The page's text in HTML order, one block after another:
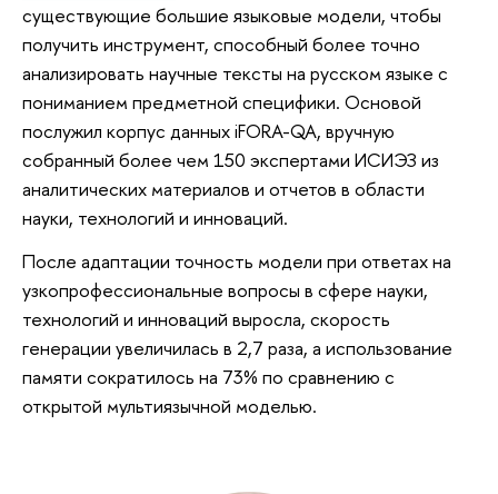
существующие большие языковые модели, чтобы
получить инструмент, способный более точно
анализировать научные тексты на русском языке с
пониманием предметной специфики. Основой
послужил корпус данных iFORA-QA, вручную
собранный более чем 150 экспертами ИСИЭЗ из
аналитических материалов и отчетов в области
науки, технологий и инноваций.
После адаптации точность модели при ответах на
узкопрофессиональные вопросы в сфере науки,
технологий и инноваций выросла, скорость
генерации увеличилась в 2,7 раза, а использование
памяти сократилось на 73% по сравнению с
открытой мультиязычной моделью.